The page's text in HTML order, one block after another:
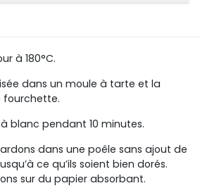
à 180°C.
dans un moule à tarte et la
fourchette.
blanc pendant 10 minutes.
dans une poêle sans ajout de
ce qu’ils soient bien dorés.
sur du papier absorbant.